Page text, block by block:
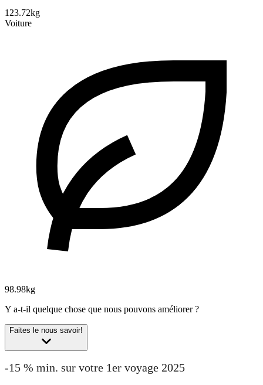
123.72kg
Voiture
98.98kg
Y a-t-il quelque chose que nous pouvons améliorer ?
Faites le nous savoir!
-15 % min. sur votre 1er voyage 2025